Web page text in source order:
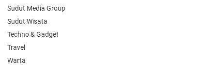
Sudut Media Group
Sudut Wisata
Techno & Gadget
Travel
Warta